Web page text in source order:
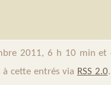
2011, 6 h 10 min et
cette entrés via RSS 2.0